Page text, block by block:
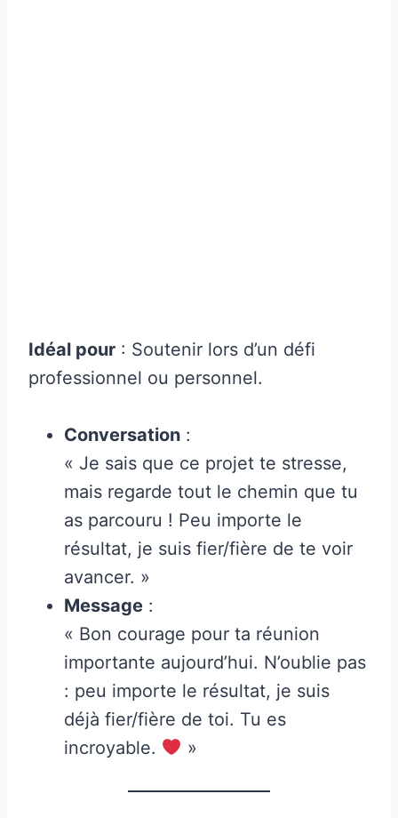
Idéal pour : Soutenir lors d’un défi
professionnel ou personnel.
Conversation :
« Je sais que ce projet te stresse,
mais regarde tout le chemin que tu
as parcouru ! Peu importe le
résultat, je suis fier/fière de te voir
avancer. »
Message :
« Bon courage pour ta réunion
importante aujourd’hui. N’oublie pas
: peu importe le résultat, je suis
déjà fier/fière de toi. Tu es
incroyable.
»